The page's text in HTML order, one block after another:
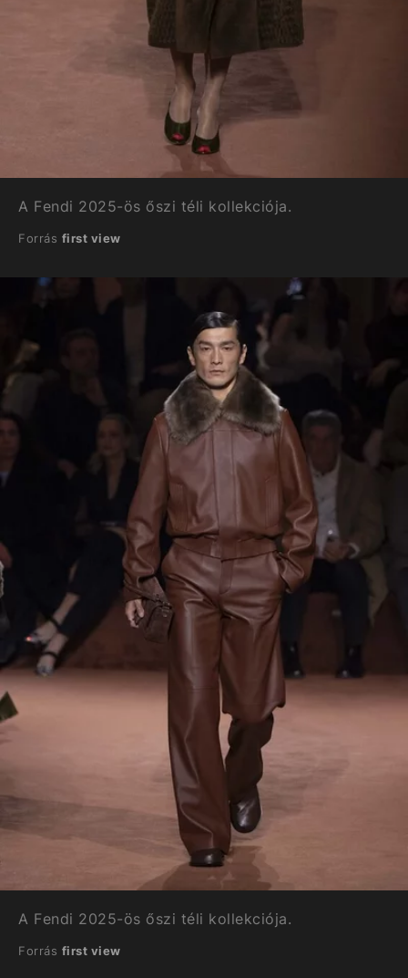
A Fendi 2025-ös őszi téli kollekciója.
Forrás first view
A Fendi 2025-ös őszi téli kollekciója.
Forrás first view